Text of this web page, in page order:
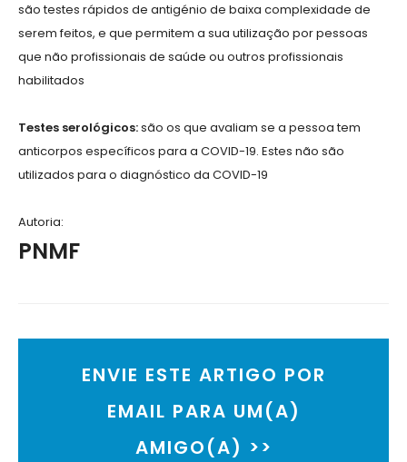
são testes rápidos de antigénio de baixa complexidade de
serem feitos, e que permitem a sua utilização por pessoas
que não profissionais de saúde ou outros profissionais
habilitados
Testes serológicos:são os que avaliam se a pessoa tem
anticorpos específicos para a COVID-19. Estes não são
utilizados para o diagnóstico da COVID-19
Autoria:
PNMF
ENVIE ESTE ARTIGO POR
EMAIL PARA UM(A)
AMIGO(A) >>